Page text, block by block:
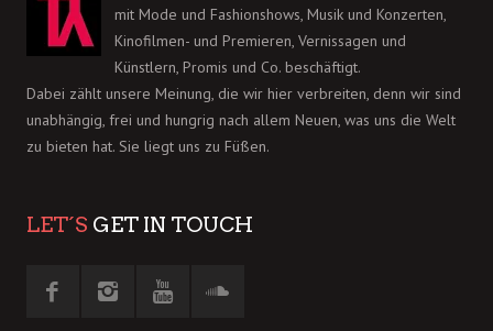
mit Mode und Fashionshows, Musik und Konzerten,
Kinofilmen- und Premieren, Vernissagen und
Künstlern, Promis und Co. beschäftigt.
Dabei zählt unsere Meinung, die wir hier verbreiten, denn wir sind
unabhängig, frei und hungrig nach allem Neuen, was uns die Welt
zu bieten hat. Sie liegt uns zu Füßen.
LET´S GET IN TOUCH